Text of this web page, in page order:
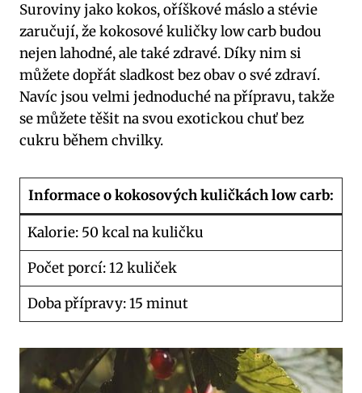
Suroviny jako kokos, oříškové máslo a stévie
zaručují, že kokosové kuličky low carb budou
nejen lahodné, ale také zdravé. Díky nim si
můžete dopřát sladkost bez obav o své zdraví.
Navíc jsou velmi jednoduché na přípravu, takže
se můžete těšit na svou exotickou chuť bez
cukru během chvilky.
Informace o kokosových kuličkách low carb:
Kalorie: 50 kcal na kuličku
Počet porcí: 12 kuliček
Doba přípravy: 15 minut